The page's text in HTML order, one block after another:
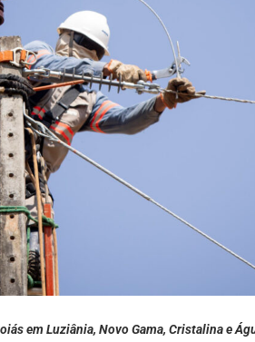
em Luziânia, Novo Gama, Cristalina e